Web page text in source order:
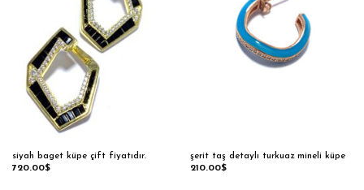
siyah baget küpe çift fiyatıdır.
720.00$
şerit taş detaylı turkuaz mineli küpe
210.00$